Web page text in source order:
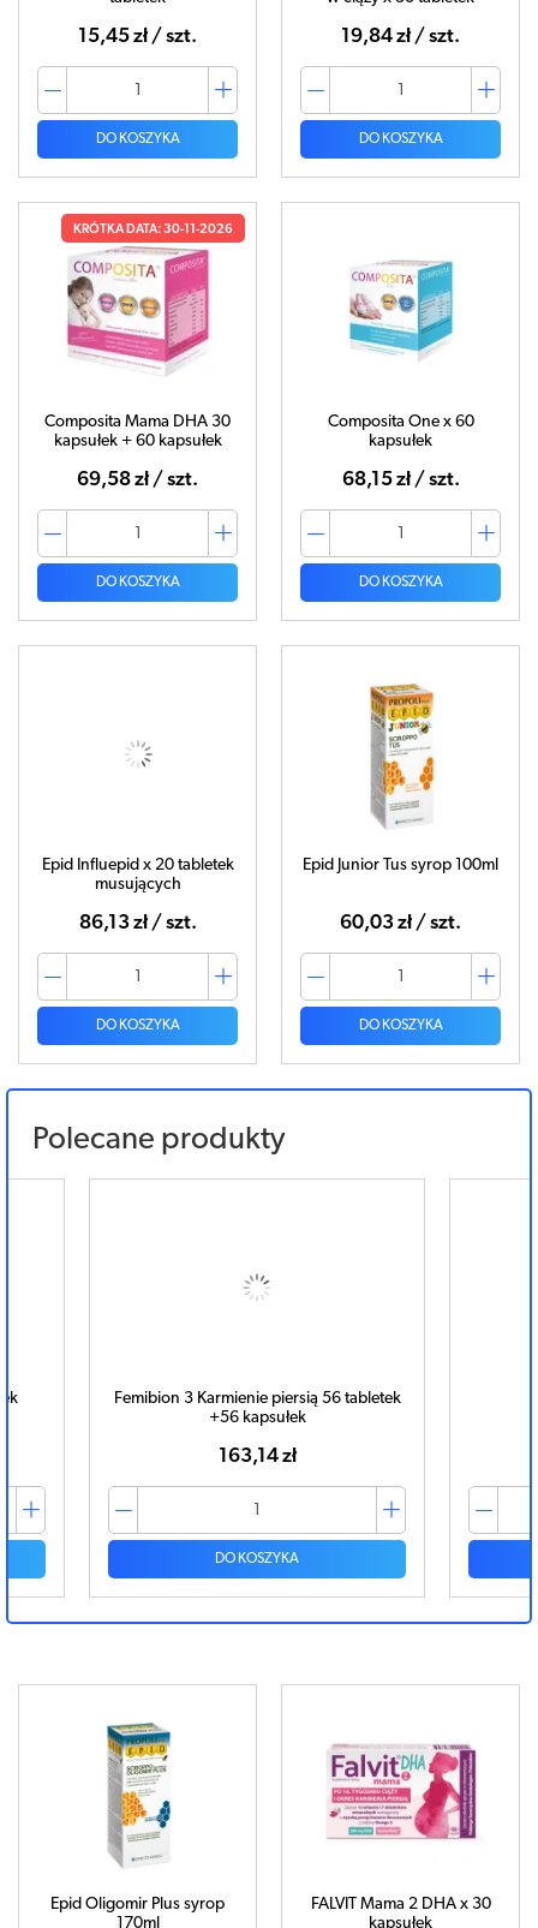
15,45 zł / szt.
DO KOSZYKA
19,84 zł / szt.
DO KOSZYKA
KRÓTKA DATA: 30-11-2026
Composita Mama DHA 30
kapsułek + 60 kapsułek
69,58 zł / szt.
DO KOSZYKA
Composita One x 60
kapsułek
68,15 zł / szt.
DO KOSZYKA
Epid Influepid x 20 tabletek
musujących
86,13 zł / szt.
DO KOSZYKA
Epid Junior Tus syrop 100ml
60,03 zł / szt.
DO KOSZYKA
Polecane produkty
Femibion 3 Karmienie piersią 56 tabletek
+56 kapsułek
163,14 zł
DO KOSZYKA
Epid Oligomir Plus syrop
170ml
FALVIT Mama 2 DHA x 30
kapsułek